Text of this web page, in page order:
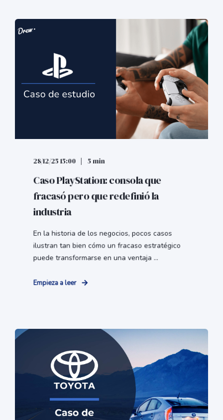
28/12/25 15:00 5 min
Caso PlayStation: consola que
fracasó pero que redefinió la
industria
En la historia de los negocios, pocos casos
ilustran tan bien cómo un fracaso estratégico
puede transformarse en una ventaja ...
Empieza a leer